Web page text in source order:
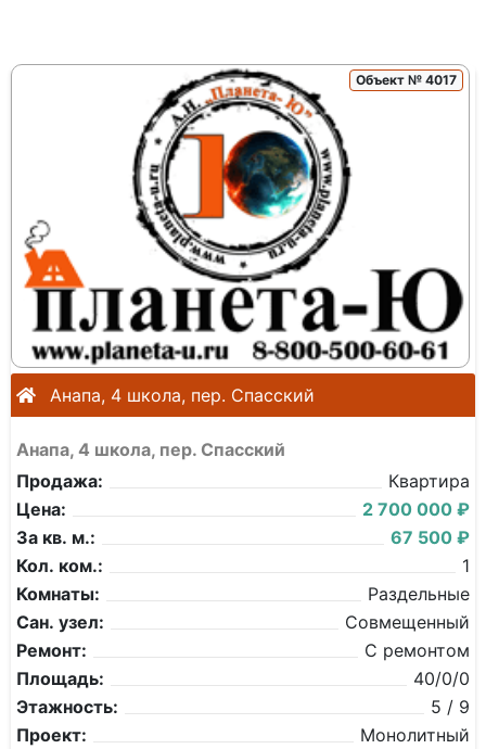
Объект № 4017
Анапа, 4 школа, пер. Спасский
Анапа, 4 школа, пер. Спасский
Продажа:
Квартира
Цена:
2 700 000 ₽
За кв. м.:
67 500 ₽
Кол. ком.:
1
Комнаты:
Раздельные
Сан. узел:
Совмещенный
Ремонт:
С ремонтом
Площадь:
40/0/0
Этажность:
5 / 9
Проект:
Монолитный